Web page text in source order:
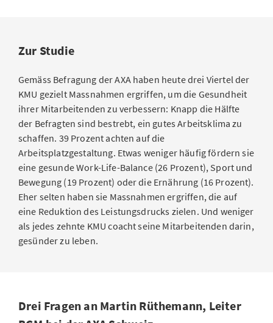
Zur Studie
Gemäss Befragung der AXA haben heute drei Viertel der
KMU gezielt Massnahmen ergriffen, um die Gesundheit
ihrer Mitarbeitenden zu verbessern: Knapp die Hälfte
der Befragten sind bestrebt, ein gutes Arbeitsklima zu
schaffen. 39 Prozent achten auf die
Arbeitsplatzgestaltung. Etwas weniger häufig fördern sie
eine gesunde Work-Life-Balance (26 Prozent), Sport und
Bewegung (19 Prozent) oder die Ernährung (16 Prozent).
Eher selten haben sie Massnahmen ergriffen, die auf
eine Reduktion des Leistungsdrucks zielen. Und weniger
als jedes zehnte KMU coacht seine Mitarbeitenden darin,
gesünder zu leben.
Drei Fragen an Martin Rüthemann, Leiter